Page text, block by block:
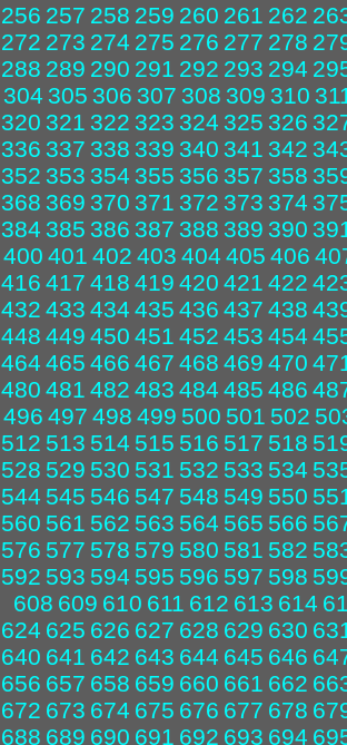
256 257 258 259 260 261 262
272 273 274 275 276 277 278
288 289 290 291 292 293 294
304 305 306 307 308 309 310
320 321 322 323 324 325 326
336 337 338 339 340 341 342
352 353 354 355 356 357 358
368 369 370 371 372 373 374
384 385 386 387 388 389 390
400 401 402 403 404 405 406
416 417 418 419 420 421 422
432 433 434 435 436 437 438
448 449 450 451 452 453 454
464 465 466 467 468 469 470
480 481 482 483 484 485 486
496 497 498 499 500 501 502
512 513 514 515 516 517 518
528 529 530 531 532 533 534
544 545 546 547 548 549 550
560 561 562 563 564 565 566
576 577 578 579 580 581 582
592 593 594 595 596 597 598
608 609 610 611 612 613 614
624 625 626 627 628 629 630
640 641 642 643 644 645 646
656 657 658 659 660 661 662
672 673 674 675 676 677 678
688 689 690 691 692 693 694